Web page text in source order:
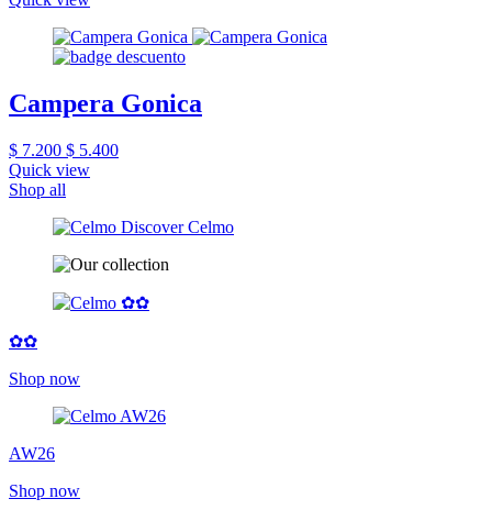
Campera Gonica
$ 7.200 $ 5.400
Quick view
Shop all
✿✿
Shop now
AW26
Shop now